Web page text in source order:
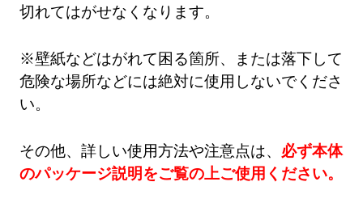
切れてはがせなくなります。
※壁紙などはがれて困る箇所、または落下して
危険な場所などには絶対に使用しないでくださ
い。
その他、詳しい使用方法や注意点は、 必ず本体
のパッケージ説明をご覧の上ご使用ください。